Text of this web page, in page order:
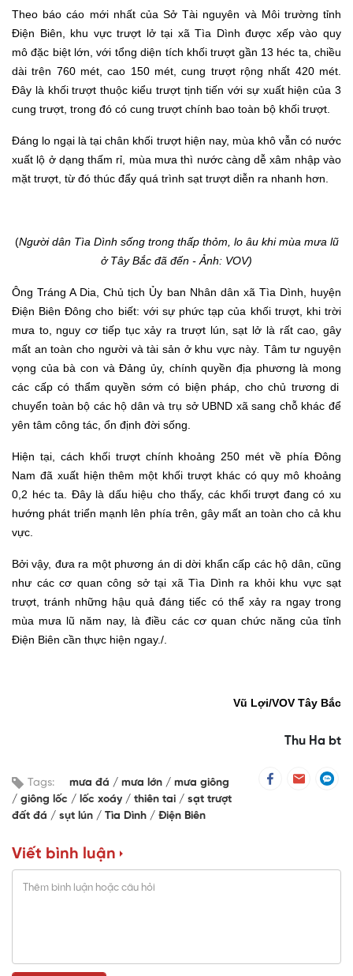
Theo báo cáo mới nhất của Sở Tài nguyên và Môi trường tỉnh
Điện Biên, khu vực trượt lở tại xã Tìa Dình được xếp vào quy
mô đặc biệt lớn, với tổng diện tích khối trượt gần 13 héc ta, chiều
dài trên 760 mét, cao 150 mét, cung trượt rộng nhất 420 mét.
Đây là khối trượt thuộc kiểu trượt tịnh tiến với sự xuất hiện của 3
cung trượt, trong đó có cung trượt chính bao toàn bộ khối trượt.
Đáng lo ngại là tại chân khối trượt hiện nay, mùa khô vẫn có nước
xuất lộ ở dạng thấm rỉ, mùa mưa thì nước càng dễ xâm nhập vào
mặt trượt, từ đó thúc đẩy quá trình sạt trượt diễn ra nhanh hơn.
(Người dân Tìa Dình sống trong thấp thỏm, lo âu khi mùa mưa lũ
ở Tây Bắc đã đến - Ảnh: VOV)
Ông Tráng A Dia, Chủ tịch Ủy ban Nhân dân xã Tìa Dình, huyện
Điện Biên Đông cho biết: với sự phức tạp của khối trượt, khi trời
mưa to, nguy cơ tiếp tục xảy ra trượt lún, sạt lở là rất cao, gây
mất an toàn cho người và tài sản ở khu vực này. Tâm tư nguyện
vọng của bà con và Đảng ủy, chính quyền địa phương là mong
các cấp có thẩm quyền sớm có biện pháp, cho chủ trương di
chuyển toàn bộ các hộ dân và trụ sở UBND xã sang chỗ khác để
yên tâm công tác, ổn định đời sống.
Hiện tại, cách khối trượt chính khoảng 250 mét về phía Đông
Nam đã xuất hiện thêm một khối trượt khác có quy mô khoảng
0,2 héc ta. Đây là dấu hiệu cho thấy, các khối trượt đang có xu
hướng phát triển mạnh lên phía trên, gây mất an toàn cho cả khu
vực.
Bởi vậy, đưa ra một phương án di dời khẩn cấp các hộ dân, cũng
như các cơ quan công sở tại xã Tìa Dình ra khỏi khu vực sạt
trượt, tránh những hậu quả đáng tiếc có thể xảy ra ngay trong
mùa mưa lũ năm nay, là điều các cơ quan chức năng củatỉnh
Điện Biên cần thực hiện ngay./.
Vũ Lợi/VOV Tây Bắc
Thu Ha bt
Tags: mưa đá mưa lớn
mưa giông
giông lốc
lốc xoáy thiên tai
sạt trượt
đất đá
sụt lún Tìa Dình Điện Biên
Viết bình luận